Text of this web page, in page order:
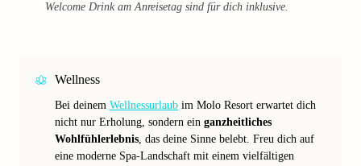
Welcome Drink am Anreisetag sind für dich inklusive.
Wellness
Bei deinem Wellnessurlaub im Molo Resort erwartet dich
nicht nur Erholung, sondern ein ganzheitliches
Wohlfühlerlebnis, das deine Sinne belebt. Freu dich auf
eine moderne Spa-Landschaft mit einem vielfältigen